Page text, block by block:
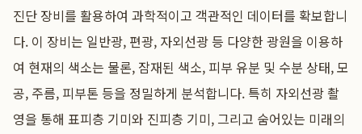
진단 장비를 활용하여 과학적이고 객관적인 데이터를 확보합니
다. 이 장비는 일반광, 편광, 자외선광 등 다양한 광원을 이용하
여 현재의 색소는 물론, 잠재된 색소, 피부 유분 및 수분 상태, 모
공, 주름, 피부톤 등을 정밀하게 분석합니다. 특히 자외선광 촬
영을 통해 표피층 기미와 진피층 기미, 그리고 숨어있는 미래의